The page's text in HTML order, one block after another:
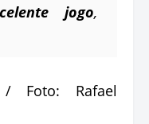
jogo,
Foto: Rafael